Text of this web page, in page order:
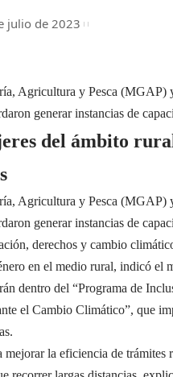
julio de 2023
Agricultura y Pesca
generar instancias de
del ámbito
Agricultura y Pesca
generar instancias de
derechos y cambio
en el medio rural, indicó el
dentro del “Programa de
el Cambio Climático”, que
la eficiencia de